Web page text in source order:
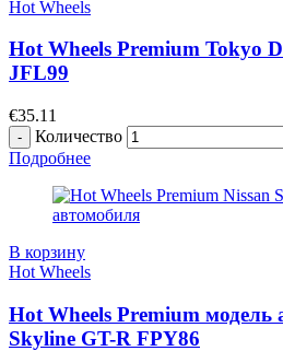
Hot Wheels
Hot Wheels Premium Tokyo
JFL99
€35.11
Количество
Подробнее
В корзину
Hot Wheels
Hot Wheels Premium модель
Skyline GT-R FPY86